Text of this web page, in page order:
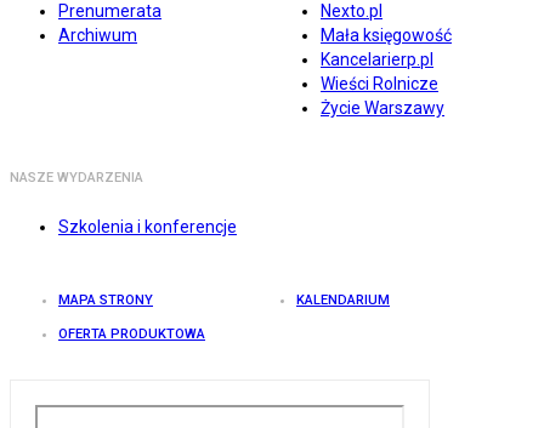
Prenumerata
Archiwum
Nexto.pl
Mała księgowość
Kancelarierp.pl
Wieści Rolnicze
Życie Warszawy
NASZE WYDARZENIA
Szkolenia i konferencje
MAPA STRONY KALENDARIUM
OFERTA PRODUKTOWA